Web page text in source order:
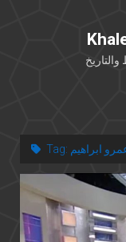
Tag: ابراهيم